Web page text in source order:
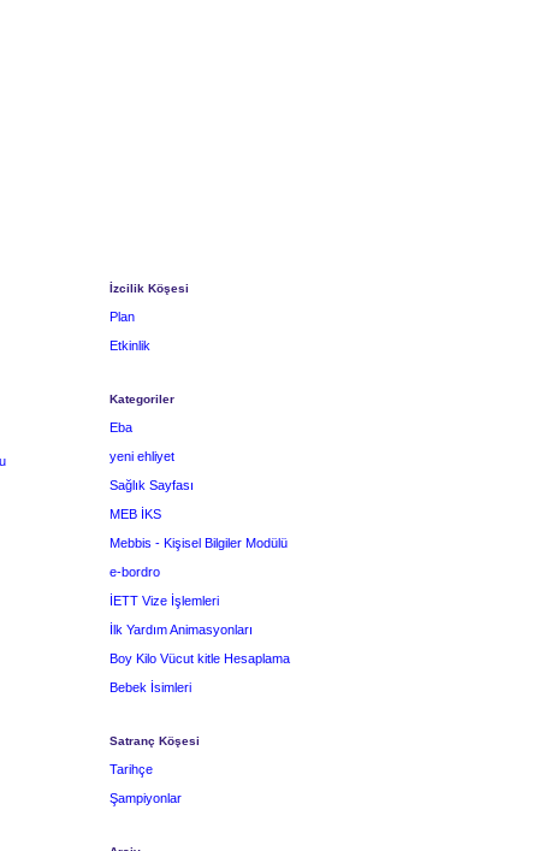
İzcilik Köşesi
Plan
Etkinlik
Kategoriler
Eba
yeni ehliyet
Sağlık Sayfası
MEB İKS
Mebbis - Kişisel Bilgiler Modülü
e-bordro
İETT Vize İşlemleri
İlk Yardım Animasyonları
Boy Kilo Vücut kitle Hesaplama
Bebek İsimleri
Satranç Köşesi
Tarihçe
Şampiyonlar